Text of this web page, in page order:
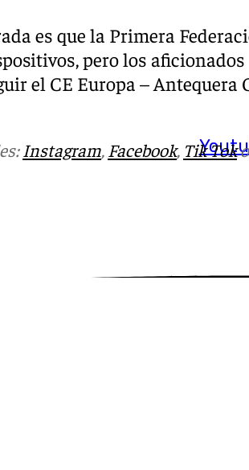
es que la Primera
pero los aficionados
el CE Europa – Antequera
Instagram, Facebook, Tik Tok